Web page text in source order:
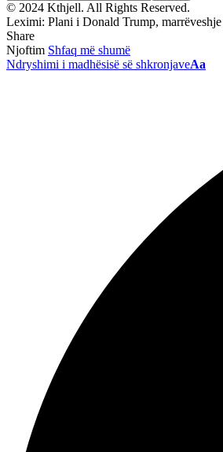
© 2024 Kthjell. All Rights Reserved.
Leximi: Plani i Donald Trump,
Share
Njoftim Shfaq më shumë
Ndryshimi i madhësisë së shkronjaveAa